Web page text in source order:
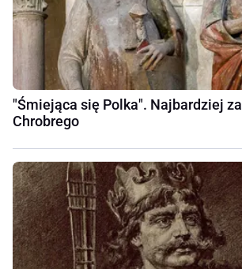
"Śmiejąca się Polka". Najbardziej
Chrobrego